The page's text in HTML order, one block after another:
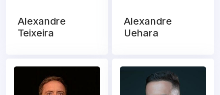
Alexandre
Teixeira
Alexandre
Uehara